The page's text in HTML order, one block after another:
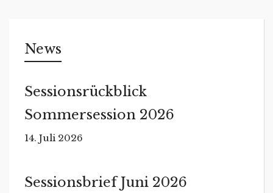
News
Sessionsrückblick
Sommersession 2026
14. Juli 2026
Sessionsbrief Juni 2026